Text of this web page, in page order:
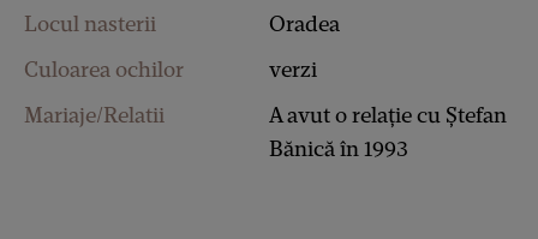
Locul nasterii
Oradea
Culoarea ochilor
verzi
Mariaje/Relatii
A avut o relație cu Ștefan
Bănică în 1993